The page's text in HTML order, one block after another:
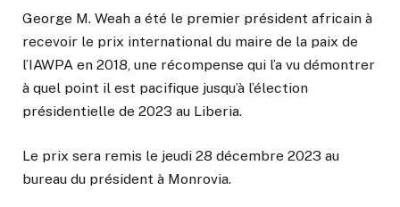
George M. Weah a été le premier président africain à
recevoir le prix international du maire de la paix de
l’IAWPA en 2018, une récompense qui l’a vu démontrer
à quel point il est pacifique jusqu’à l’élection
présidentielle de 2023 au Liberia.
Le prix sera remis le jeudi 28 décembre 2023 au
bureau du président à Monrovia.